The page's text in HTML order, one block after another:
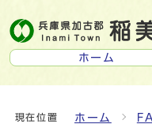
ホーム
現在位置 ホーム